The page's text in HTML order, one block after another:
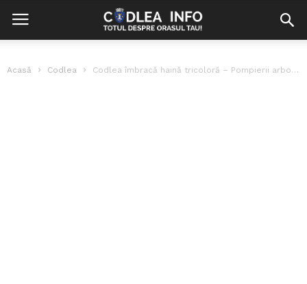
Acasă Codlea Codlea îmbracă haină tricoloră – Pompierii arborează steaguri pe străzile orașului